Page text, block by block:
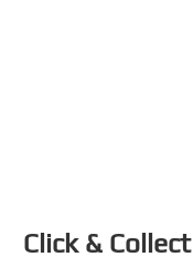
Click & Collect